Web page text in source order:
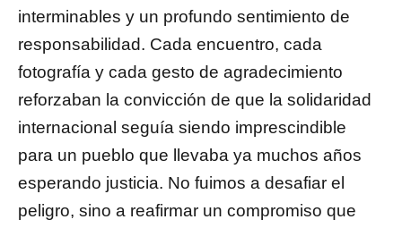
interminables y un profundo sentimiento de
responsabilidad. Cada encuentro, cada
fotografía y cada gesto de agradecimiento
reforzaban la convicción de que la solidaridad
internacional seguía siendo imprescindible
para un pueblo que llevaba ya muchos años
esperando justicia. No fuimos a desafiar el
peligro, sino a reafirmar un compromiso que